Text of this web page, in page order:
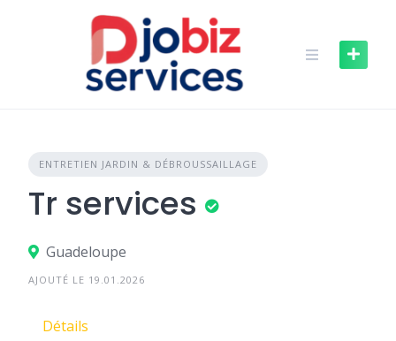
ENTRETIEN JARDIN & DÉBROUSSAILLAGE
Tr services
Guadeloupe
AJOUTÉ LE 19.01.2026
Détails